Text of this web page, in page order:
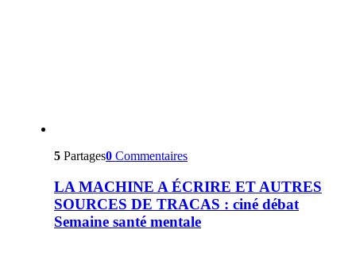
5 Partages0 Commentaires
LA MACHINE A ÉCRIRE ET AUTRES
SOURCES DE TRACAS : ciné débat
Semaine santé mentale